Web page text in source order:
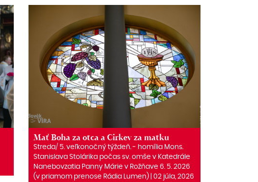
Mať Boha za otca a Cirkev za matku
Streda/ 5. veľkonočný týždeň. ‒ homília Mons.
Stanislava Stolárika počas sv. omše v Katedrále
Nanebovzatia Panny Márie v Rožňave 6. 5. 2026
(v priamom prenose Rádia Lumen) | 02 júla, 2026